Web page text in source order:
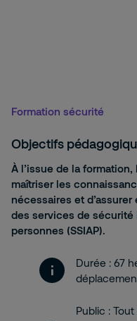
Formation sécurité
Objectifs
À l’issue de la
maîtriser les
nécessaires et
des services de sécurité
personnes (SSIAP).
Durée : 67
Public :